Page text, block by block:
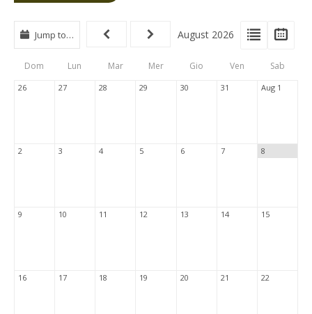
View
Type
Tabs
View
List
Jump to… August 2026
Dom Lun Mar Mer Gio Ven Sab
26 27 28 29 30 31 Aug 1
2 3 4 5 6 7 8
9 10 11 12 13 14 15
16 17 18 19 20 21 22